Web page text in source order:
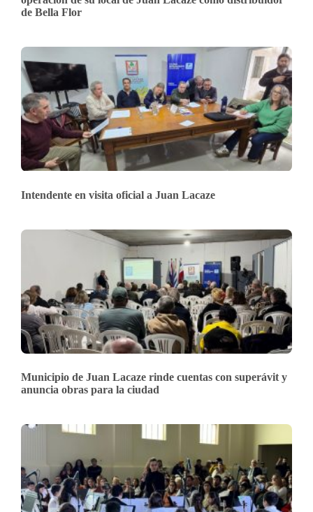
de Bella Flor
Intendente en visita oficial a Juan Lacaze
Municipio de Juan Lacaze rinde cuentas con superávit y
anuncia obras para la ciudad